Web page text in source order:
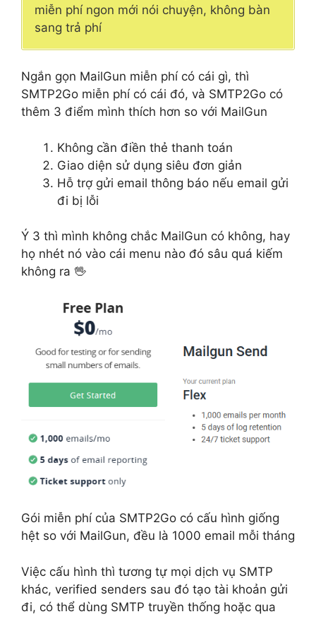
miễn phí ngon mới nói chuyện, không bàn
sang trả phí
Ngắn gọn MailGun miễn phí có cái gì, thì
SMTP2Go miễn phí có cái đó, và SMTP2Go có
thêm 3 điểm mình thích hơn so với MailGun
Không cần điền thẻ thanh toán
Giao diện sử dụng siêu đơn giản
Hỗ trợ gửi email thông báo nếu email gửi
đi bị lỗi
Ý 3 thì mình không chắc MailGun có không, hay
họ nhét nó vào cái menu nào đó sâu quá kiếm
không ra 🖖
Gói miễn phí của SMTP2Go có cấu hình giống
hệt so với MailGun, đều là 1000 email mỗi tháng
Việc cấu hình thì tương tự mọi dịch vụ SMTP
khác, verified senders sau đó tạo tài khoản gửi
đi, có thể dùng SMTP truyền thống hoặc qua